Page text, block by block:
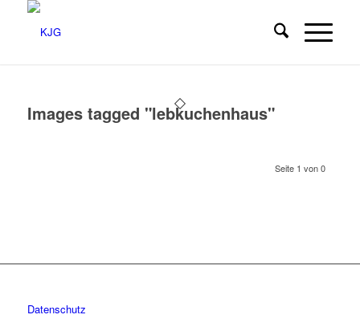
Images tagged "lebkuchenhaus"
Seite 1 von 0
Datenschutz